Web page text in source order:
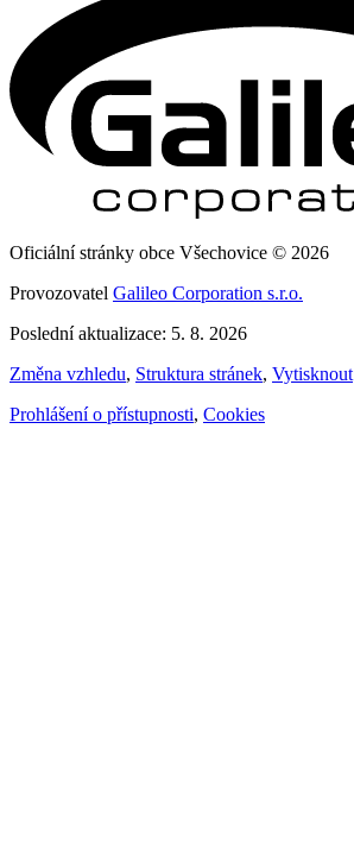
Oficiální stránky obce Všechovice © 2026
Provozovatel Galileo Corporation s.r.o.
Poslední aktualizace: 5. 8. 2026
Změna vzhledu, Struktura stránek, Vytisknout
Prohlášení o přístupnosti, Cookies